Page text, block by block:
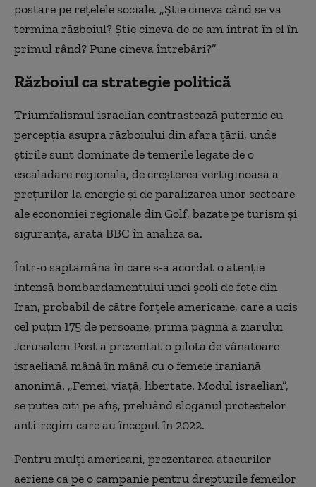
postare pe rețelele sociale. „Știe cineva când se va
termina războiul? Știe cineva de ce am intrat în el în
primul rând? Pune cineva întrebări?”
Războiul ca strategie politică
Triumfalismul israelian contrastează puternic cu
percepția asupra războiului din afara țării, unde
știrile sunt dominate de temerile legate de o
escaladare regională, de creșterea vertiginoasă a
prețurilor la energie și de paralizarea unor sectoare
ale economiei regionale din Golf, bazate pe turism și
siguranță, arată BBC în analiza sa.
Într-o săptămână în care s-a acordat o atenție
intensă bombardamentului unei școli de fete din
Iran, probabil de către forțele americane, care a ucis
cel puțin 175 de persoane, prima pagină a ziarului
Jerusalem Post a prezentat o pilotă de vânătoare
israeliană mână în mână cu o femeie iraniană
anonimă. „Femei, viață, libertate. Modul israelian”,
se putea citi pe afiș, preluând sloganul protestelor
anti-regim care au început în 2022.
Pentru mulți americani, prezentarea atacurilor
aeriene ca pe o campanie pentru drepturile femeilor